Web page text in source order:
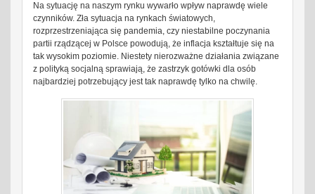
Na sytuację na naszym rynku wywarło wpływ naprawdę wiele
czynników. Zła sytuacja na rynkach światowych,
rozprzestrzeniająca się pandemia, czy niestabilne poczynania
partii rządzącej w Polsce powodują, że inflacja kształtuje się na
tak wysokim poziomie. Niestety nierozważne działania związane
z polityką socjalną sprawiają, że zastrzyk gotówki dla osób
najbardziej potrzebujący jest tak naprawdę tylko na chwilę.